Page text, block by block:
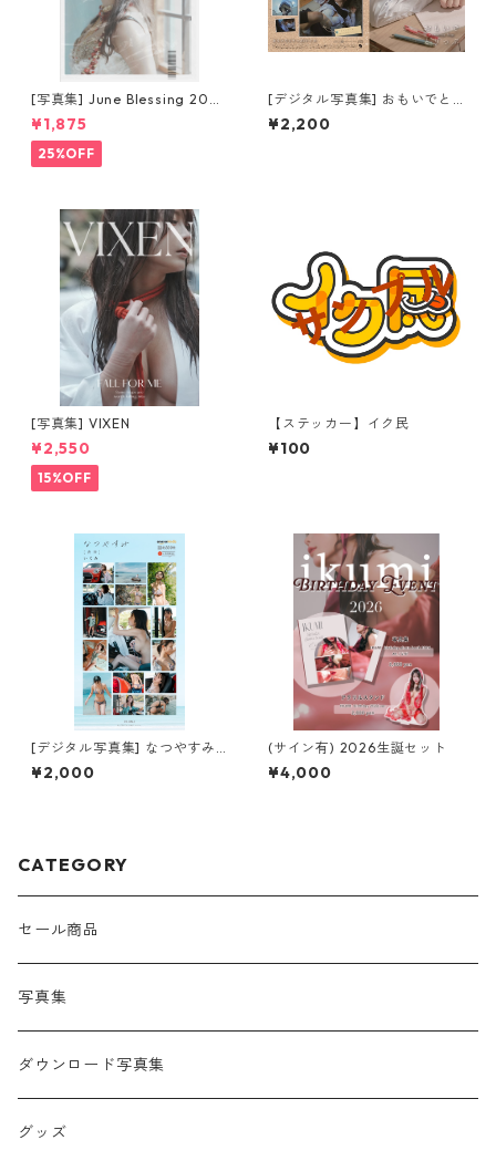
[写真集] June Blessing 2025
magazine [特別版]
¥1,875
25%OFF
[デジタル写真集] おもいでと
りっぷ (ダウンロード版)
¥2,200
[写真集] VIXEN
¥2,550
15%OFF
【ステッカー】イク民
¥100
[デジタル写真集] なつやすみ -
青空- (ダウンロード版)
¥2,000
(サイン有) 2026生誕セット
¥4,000
CATEGORY
セール商品
写真集
ダウンロード写真集
グッズ